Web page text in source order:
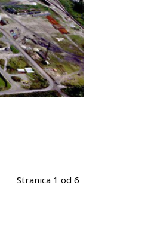
Stranica 1 od 6